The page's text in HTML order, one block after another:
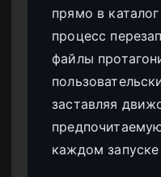
прямо в
процесс
файлы
заставляя
каждом